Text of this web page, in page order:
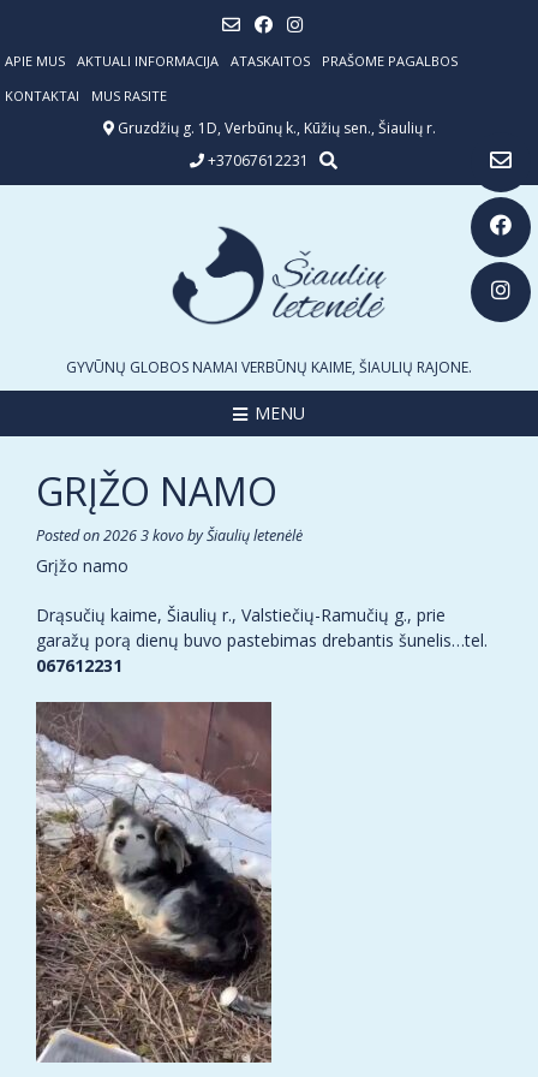
content
APIE MUS AKTUALI INFORMACIJA ATASKAITOS
PRAŠOME PAGALBOS
KONTAKTAI
MUS RASITE
Gruzdžių g. 1D, Verbūnų k., Kūžių sen., Šiaulių r.
+37067612231
GYVŪNŲ GLOBOS NAMAI VERBŪNŲ KAIME, ŠIAULIŲ RAJONE.
MENU
GRĮŽO NAMO
Posted on2026 3 kovobyŠiaulių letenėlė
Grįžo namo
Drąsučių kaime, Šiaulių r., Valstiečių-Ramučių g., prie
garažų porą dienų buvo pastebimas drebantis šunelis…tel.
067612231